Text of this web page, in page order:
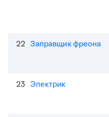
22 Заправщик фреона
23 Электрик